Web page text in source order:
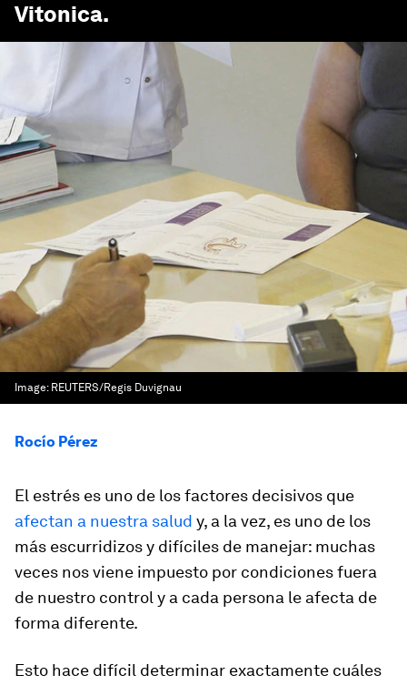
Vitonica.
Image: REUTERS/Regis Duvignau
Rocío Pérez
El estrés es uno de los factores decisivos que
afectan a nuestra salud y, a la vez, es uno de los
más escurridizos y difíciles de manejar: muchas
veces nos viene impuesto por condiciones fuera
de nuestro control y a cada persona le afecta de
forma diferente.
Esto hace difícil determinar exactamente cuáles